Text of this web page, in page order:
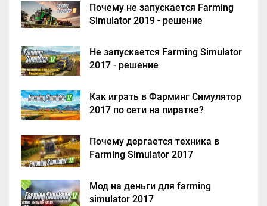
Почему не запускается Farming
Simulator 2019 - решение
Не запускается Farming Simulator
2017 - решение
Как играть в Фарминг Симулятор
2017 по сети на пиратке?
Почему дергается техника в
Farming Simulator 2017
Мод на деньги для farming
simulator 2017